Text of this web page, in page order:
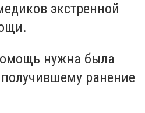
экстренной
нужна была
ранение